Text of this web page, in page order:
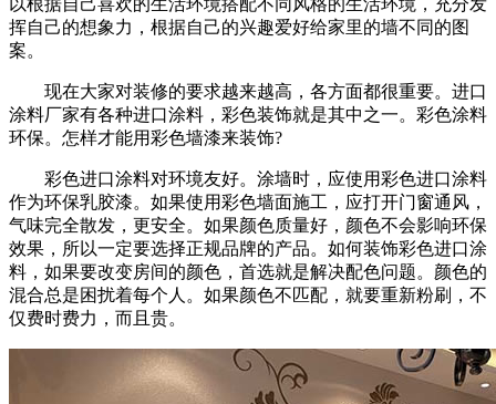
挥自己的想象力，根据自己的兴趣爱好给家里的墙不同的图
案。
现在大家对装修的要求越来越高，各方面都很重要。进口
涂料厂家有各种进口涂料，彩色装饰就是其中之一。彩色涂料
环保。怎样才能用彩色墙漆来装饰?
彩色进口涂料对环境友好。涂墙时，应使用彩色进口涂料
作为环保乳胶漆。如果使用彩色墙面施工，应打开门窗通风，
气味完全散发，更安全。如果颜色质量好，颜色不会影响环保
效果，所以一定要选择正规品牌的产品。如何装饰彩色进口涂
料，如果要改变房间的颜色，首选就是解决配色问题。颜色的
混合总是困扰着每个人。如果颜色不匹配，就要重新粉刷，不
仅费时费力，而且贵。